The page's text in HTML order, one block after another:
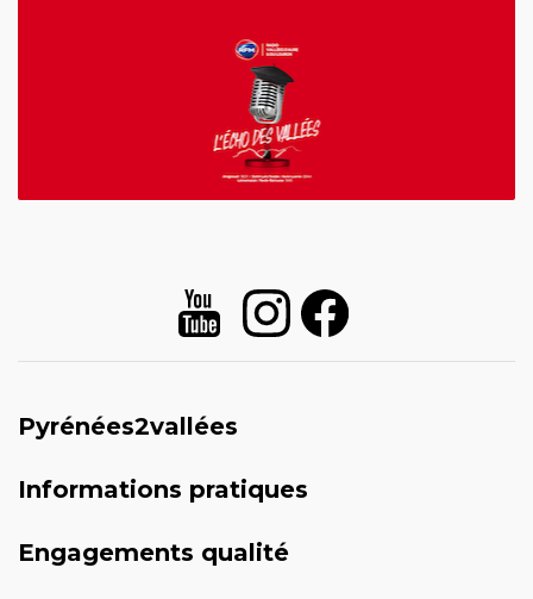
Pyrénées2vallées
Informations pratiques
Engagements qualité